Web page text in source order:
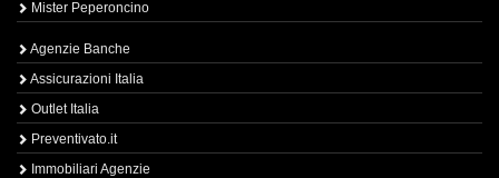
Mister Peperoncino
Agenzie Banche
Assicurazioni Italia
Outlet Italia
Preventivato.it
Immobiliari Agenzie